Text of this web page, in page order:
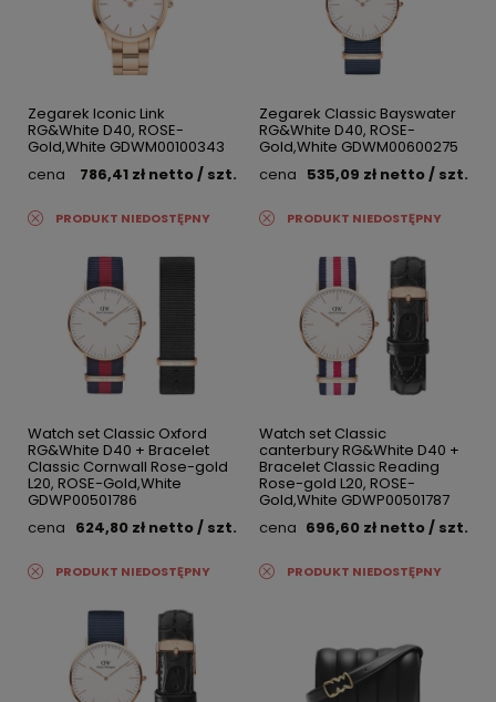
Zegarek Iconic Link
RG&White D40, ROSE-
Gold,White GDWM00100343
cena
786,41 zł netto/ szt.
PRODUKT NIEDOSTĘPNY
Zegarek Classic Bayswater
RG&White D40, ROSE-
Gold,White GDWM00600275
cena 535,09 zł netto/ szt.
PRODUKT NIEDOSTĘPNY
Watch set Classic Oxford
RG&White D40 + Bracelet
Classic Cornwall Rose-gold
L20, ROSE-Gold,White
GDWP00501786
cena 624,80 zł netto/ szt.
PRODUKT NIEDOSTĘPNY
Watch set Classic
canterbury RG&White D40 +
Bracelet Classic Reading
Rose-gold L20, ROSE-
Gold,White GDWP00501787
cena 696,60 zł netto/ szt.
PRODUKT NIEDOSTĘPNY